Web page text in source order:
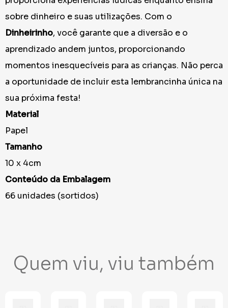
sobre dinheiro e suas utilizações. Com o
Dinheirinho, você garante que a diversão e o
aprendizado andem juntos, proporcionando
momentos inesquecíveis para as crianças. Não perca
a oportunidade de incluir esta lembrancinha única na
sua próxima festa!
Material
Papel
Tamanho
10 x 4cm
Conteúdo da Embalagem
66 unidades (sortidos)
Quem viu, viu também